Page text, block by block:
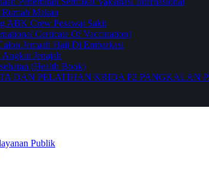
Makan
ABK Crew Pesawat Sakit
Certicate Of Vaccination)
Jemaah Haji Di Embarkasi
Jenajah
(Health Book)
DAN PELATIHAN KRIDA P2
Publik